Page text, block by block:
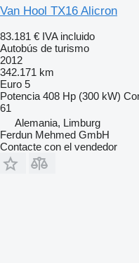
Van Hool TX16 Alicron
83.181 € IVA incluido
Autobús de turismo
2012
342.171 km
Euro 5
Potencia 408 Hp (300 kW)
61
Alemania, Limburg
Ferdun Mehmed GmbH
Contacte con el vendedor